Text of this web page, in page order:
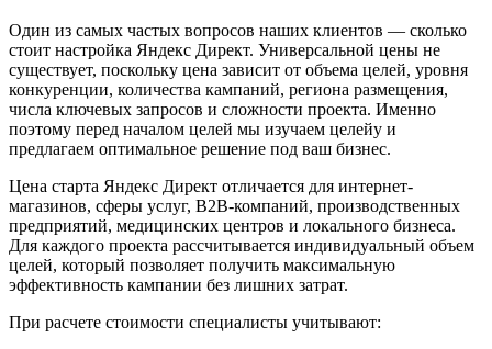
Один из самых частых вопросов наших клиентов — сколько
стоит настройка Яндекс Директ. Универсальной цены не
существует, поскольку цена зависит от объема целей, уровня
конкуренции, количества кампаний, региона размещения,
числа ключевых запросов и сложности проекта. Именно
поэтому перед началом целей мы изучаем целейу и
предлагаем оптимальное решение под ваш бизнес.
Цена старта Яндекс Директ отличается для интернет-
магазинов, сферы услуг, B2B-компаний, производственных
предприятий, медицинских центров и локального бизнеса.
Для каждого проекта рассчитывается индивидуальный объем
целей, который позволяет получить максимальную
эффективность кампании без лишних затрат.
При расчете стоимости специалисты учитывают: